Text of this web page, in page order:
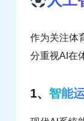
作为关注体
分重视AI在
1、 智能